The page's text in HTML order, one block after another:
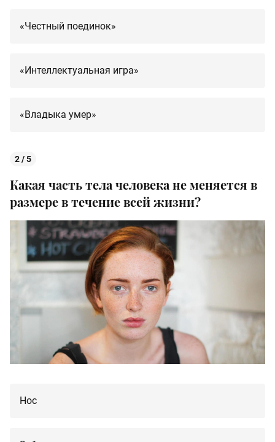
«Честный поединок»
«Интеллектуальная игра»
«Владыка умер»
2 / 5
Какая часть тела человека не меняется в
размере в течение всей жизни?
Нос